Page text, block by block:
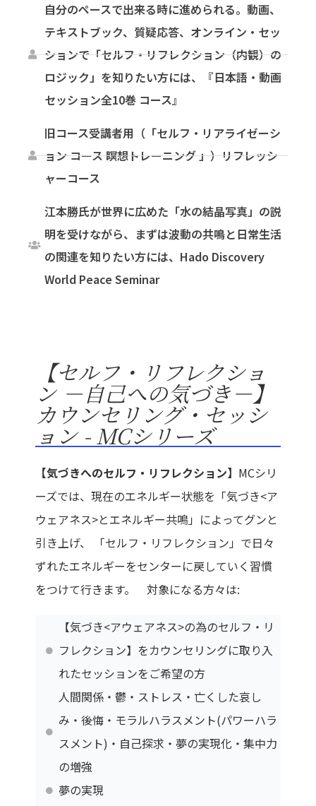
自分のペースで出来る時に進められる。動画、
テキストブック、質疑応答、オンライン・セッ
ションで「セルフ・リフレクション（内観）の
ロジック」を知りたい方には、『日本語・動画
セッション全10巻 コース』
旧コース受講者用（「セルフ・リアライゼーシ
ョン コース 瞑想トレーニング 」）リフレッシ
ャーコース
江本勝氏が世界に広めた「水の結晶写真」の説
明を受けながら、まずは波動の共鳴と日常生活
の関連を知りたい方には、Hado Discovery
World Peace Seminar
【セルフ・リフレクショ
ン －自己への気づき－】
カウンセリング・セッシ
ョン - MCシリーズ
【気づきへのセルフ・リフレクション】 MCシリ
ーズでは、現在のエネルギー状態を「気づき<ア
ウェアネス>とエネルギー共鳴」によってグンと
引き上げ、 「セルフ・リフレクション」で日々
ずれたエネルギーをセンターに戻していく習慣
をつけて行きます。 対象になる方々は:
【気づき<アウェアネス>の為のセルフ・リ
フレクション】をカウンセリングに取り入
れたセッションをご希望の方
人間関係・鬱・ストレス・亡くした哀し
み・後悔・モラルハラスメント(パワーハラ
スメント)・自己探求・夢の実現化・集中力
の増強
夢の実現